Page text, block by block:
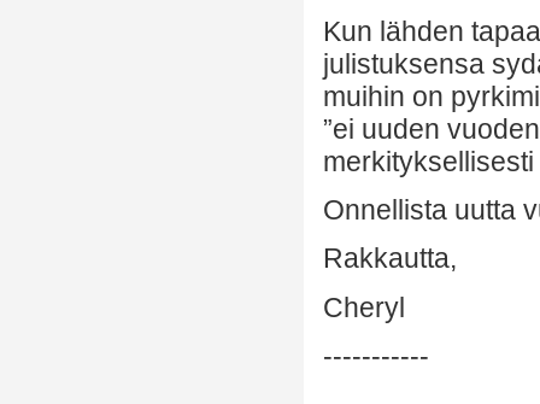
Kun lähden
julistuksensa
muihin on
”ei uuden
Onnellista uutta
Rakkautta,
Cheryl
-----------